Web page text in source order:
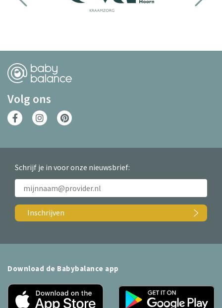
Volg ons
Schrijf je in voor onze nieuwsbrief:
Inschrijven
Download de Babybalance app